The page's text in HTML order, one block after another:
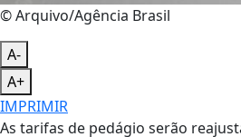
© Arquivo/Agência Brasil
A-
A+
IMPRIMIR
As tarifas de pedágio serão